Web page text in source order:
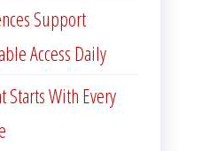
Support
Access Daily
Starts With Every